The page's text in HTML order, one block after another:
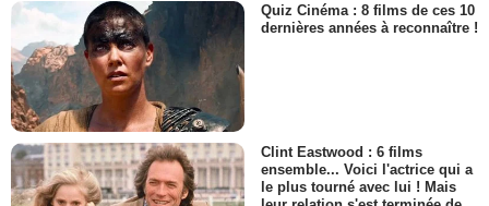
Quiz Cinéma : 8 films de ces 10
dernières années à reconnaître !
Clint Eastwood : 6 films
ensemble... Voici l'actrice qui a
le plus tourné avec lui ! Mais